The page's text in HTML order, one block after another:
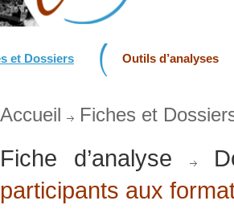
et Dossiers Outils d’analyses
Accueil Fiches et
Fiche d’analyse
participants aux